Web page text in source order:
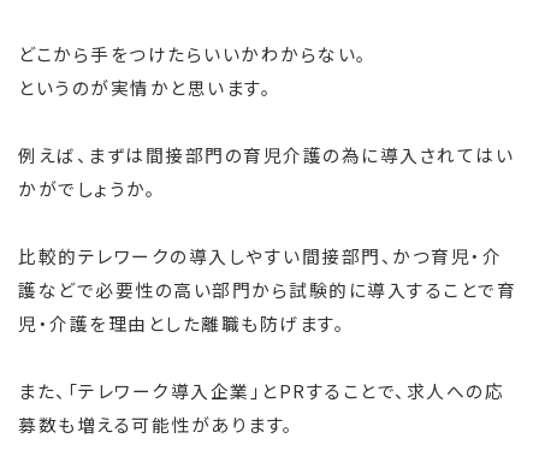
どこから手をつけたらいいかわからない。
というのが実情かと思います。
例えば、まずは間接部門の育児介護の為に導入されてはい
かがでしょうか。
比較的テレワークの導入しやすい間接部門、かつ育児・介
護などで必要性の高い部門から試験的に導入することで育
児・介護を理由とした離職も防げます。
また、「テレワーク導入企業」とPRすることで、求人への応
募数も増える可能性があります。